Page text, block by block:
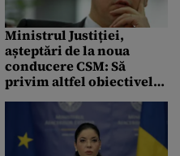
Ministrul Justiției,
așteptări de la noua
conducere CSM: Să
privim altfel obiectivele